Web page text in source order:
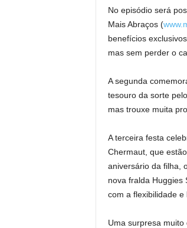
No episódio será
Mais Abraços (
benefícios
mas sem perder o
A segunda
tesouro da sorte
mas trouxe muita
A terceira festa
Chermaut, que
aniversário da filha,
nova fralda Huggies
com a flexibilidade e
Uma surpresa